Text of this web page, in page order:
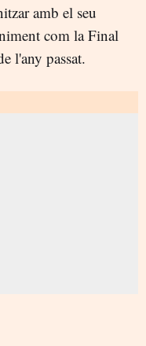
amb el seu
com la Final
l'any passat.